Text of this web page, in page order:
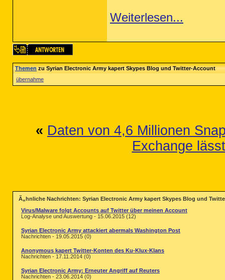
Weiterlesen...
Themenzu Syrian Electronic Army kapert Skypes Blog und Twitter-Account
übernahme
« Daten von 4,6 Millionen
Exchange
Ã„hnliche Nachrichten: Syrian Electronic Army kapert Skypes Blog und
Virus/Malware folgt Accounts auf Twitter über meinen Account
Log-Analyse und Auswertung - 15.06.2015 (12)
Syrian Electronic Army attackiert abermals Washington Post
Nachrichten - 19.05.2015 (0)
Anonymous kapert Twitter-Konten des Ku-Klux-Klans
Nachrichten - 17.11.2014 (0)
Syrian Electronic Army: Erneuter Angriff auf Reuters
Nachrichten - 23.06.2014 (0)